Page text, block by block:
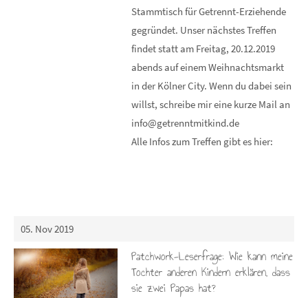
Stammtisch für Getrennt-Erziehende
gegründet. Unser nächstes Treffen
findet statt am Freitag, 20.12.2019
abends auf einem Weihnachtsmarkt
in der Kölner City. Wenn du dabei sein
willst, schreibe mir eine kurze Mail an
info@getrenntmitkind.de
Alle Infos zum Treffen gibt es hier:
05. Nov 2019
Patchwork-Leserfrage: Wie kann meine
Tochter anderen Kindern erklären, dass
sie zwei Papas hat?